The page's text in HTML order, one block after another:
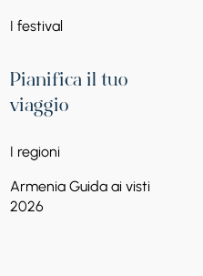
I festival
Pianifica il tuo
viaggio
I regioni
Armenia Guida ai visti
2026